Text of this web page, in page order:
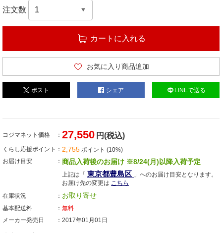
注文数
カートに入れる
お気に入り商品追加
ポスト シェア LINEで送る
コジマネット価格 27,550 円(税込)
くらし応援ポイント 2,755 ポイント (10%)
お届け目安
商品入荷後のお届け ※8/24(月)以降入荷予定
上記は「 東京都豊島区 」へのお届け目安となります。
お届け先の変更は こちら
在庫状況
お取り寄せ
基本配送料
無料
メーカー発売日
2017年01月01日